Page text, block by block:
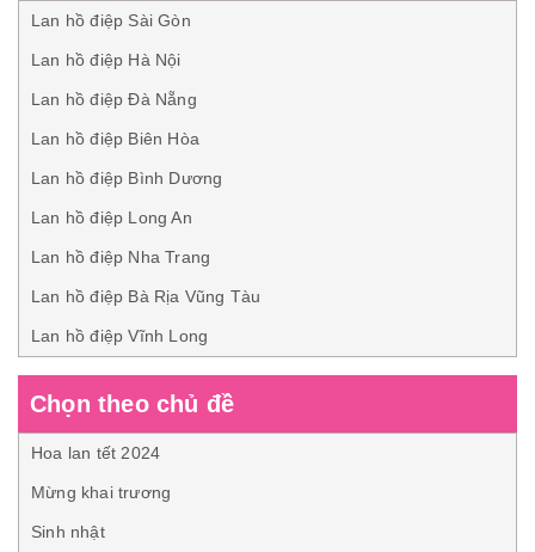
Lan hồ điệp Sài Gòn
Lan hồ điệp Hà Nội
Lan hồ điệp Đà Nẵng
Lan hồ điệp Biên Hòa
Lan hồ điệp Bình Dương
Lan hồ điệp Long An
Lan hồ điệp Nha Trang
Lan hồ điệp Bà Rịa Vũng Tàu
Lan hồ điệp Vĩnh Long
Chọn theo chủ đề
Hoa lan tết 2024
Mừng khai trương
Sinh nhật